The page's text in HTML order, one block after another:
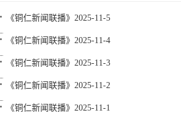
《铜仁新闻联播》2025-11-5
《铜仁新闻联播》2025-11-4
《铜仁新闻联播》2025-11-3
《铜仁新闻联播》2025-11-2
《铜仁新闻联播》2025-11-1